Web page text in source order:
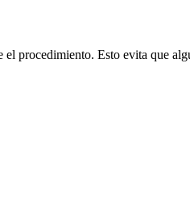
procedimiento. Esto evita que